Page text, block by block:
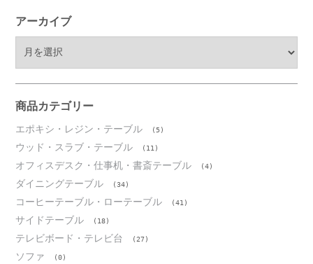
アーカイブ
ブ
商品カテゴリー
エポキシ・レジン・テーブル (5)
ウッド・スラブ・テーブル (11)
オフィスデスク・仕事机・書斎テーブル (4)
ダイニングテーブル (34)
コーヒーテーブル・ローテーブル (41)
サイドテーブル (18)
テレビボード・テレビ台 (27)
ソファ (0)